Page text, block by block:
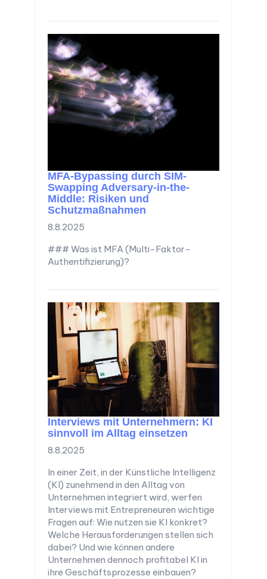
MFA-Bypassing durch SIM-
Swapping Adversary-in-the-
Middle: Risiken und
Schutzmaßnahmen
8.8.2025
### Was ist MFA (Multi-Faktor-
Authentifizierung)?
Interviews mit Unternehmern: KI
sinnvoll im Alltag einsetzen
8.8.2025
In einer Zeit, in der Künstliche Intelligenz
(KI) zunehmend in den Alltag von
Unternehmen integriert wird, werfen
Interviews mit Entrepreneuren wichtige
Fragen auf: Wie nutzen sie KI konkret?
Welche Herausforderungen stellen sich
dabei? Und wie können andere
Unternehmen dennoch profitabel KI in
ihre Geschäftsprozesse einbauen?